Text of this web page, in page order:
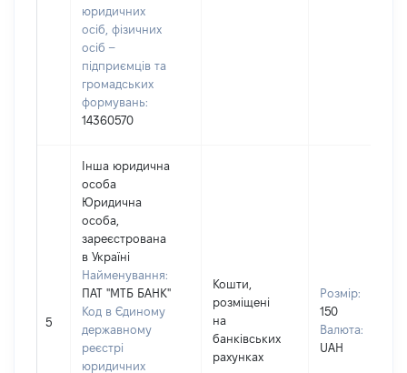
юридичних
осіб, фізичних
осіб –
підприємців та
громадських
формувань:
14360570
5
Інша юридична
особа
Юридична
особа,
зареєстрована
в Україні
Найменування:
ПАТ "МТБ БАНК"
Код в Єдиному
державному
реєстрі
юридичних
Кошти,
розміщені
на
банківських
рахунках
Розмір:
150
Валюта:
UAH